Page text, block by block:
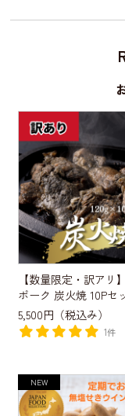
【数量限定・訳アリ
ポーク 炭火焼 10Pセ
5,500円 （税込み）
1件